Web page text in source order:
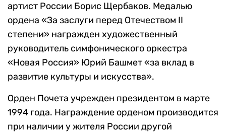
артист России Борис Щербаков. Медалью
ордена «За заслуги перед Отечеством II
степени» награжден художественный
руководитель симфонического оркестра
«Новая Россия» Юрий Башмет «за вклад в
развитие культуры и искусства».
Орден Почета учрежден президентом в марте
1994 года. Награждение орденом производится
при наличии у жителя России другой